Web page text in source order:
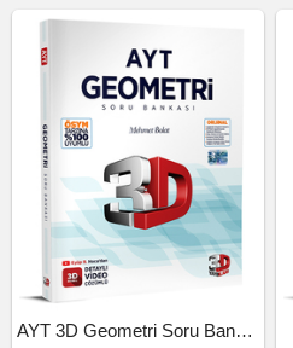
AYT 3D Geometri Soru Bankası